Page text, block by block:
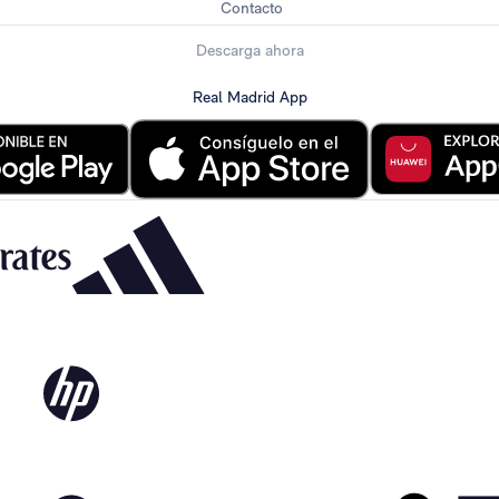
Contacto
Descarga ahora
Real Madrid App